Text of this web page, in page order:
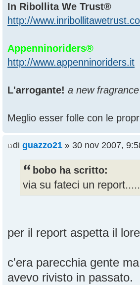
In Ribollita We Trust®
http://
Appenninoriders®
http://www.appenninoriders.it
L'arrogante! a new
Meglio esser folle con le
di guazzo21 » 30 nov 2007,
bobo ha scritto:
via su fateci un
per il report aspetta il
c'era parecchia gente
avevo rivisto in passato.